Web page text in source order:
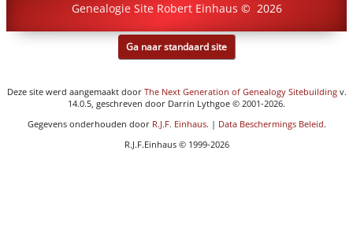
Genealogie Site Robert Einhaus © 2026
Ga naar standaard site
Deze site werd aangemaakt door The Next Generation of Genealogy Sitebuildingv.
14.0.5, geschreven door Darrin Lythgoe © 2001-2026.
Gegevens onderhouden door R.J.F. Einhaus. | Data Beschermings Beleid.
R.J.F.Einhaus © 1999-2026